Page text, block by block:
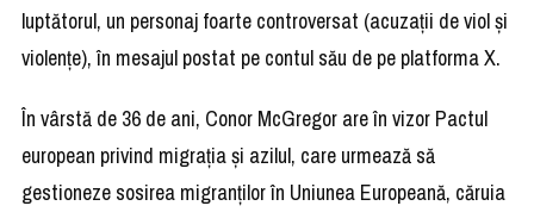
luptătorul, un personaj foarte controversat (acuzaţii de viol şi
violenţe), în mesajul postat pe contul său de pe platforma X.
În vârstă de 36 de ani, Conor McGregor are în vizor Pactul
european privind migraţia şi azilul, care urmează să
gestioneze sosirea migranţilor în Uniunea Europeană, căruia